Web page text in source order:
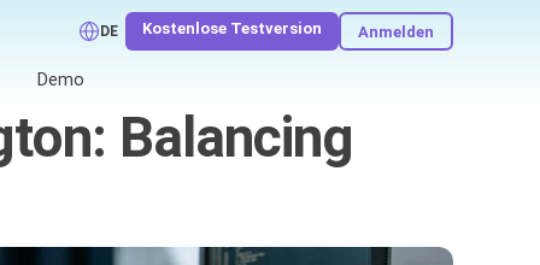
Demo
DE Kostenlose Testversion Anmelden
Balancing